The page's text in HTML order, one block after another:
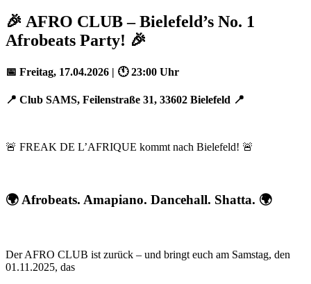
🎉 AFRO CLUB – Bielefeld’s No. 1
Afrobeats Party! 🎉
📅 Freitag, 17.04.2026 | 🕚23:00 Uhr
📍 Club SAMS, Feilenstraße 31, 33602 Bielefeld 📍
🚨 FREAK DE L’AFRIQUE kommt nach Bielefeld! 🚨
🌍 Afrobeats. Amapiano. Dancehall. Shatta. 🌍
Der AFRO CLUB ist zurück – und bringt euch am Samstag, den
01.11.2025, das